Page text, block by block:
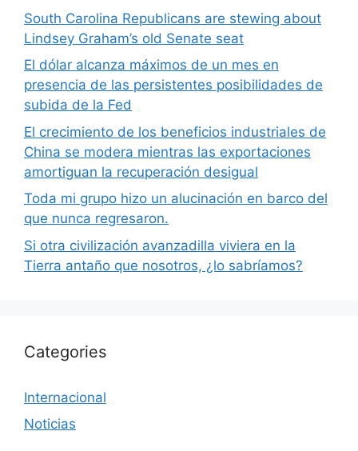
South Carolina Republicans are stewing about
Lindsey Graham’s old Senate seat
El dólar alcanza máximos de un mes en
presencia de las persistentes posibilidades de
subida de la Fed
El crecimiento de los beneficios industriales de
China se modera mientras las exportaciones
amortiguan la recuperación desigual
Toda mi grupo hizo un alucinación en barco del
que nunca regresaron.
Si otra civilización avanzadilla viviera en la
Tierra antaño que nosotros, ¿lo sabríamos?
Categories
Internacional
Noticias